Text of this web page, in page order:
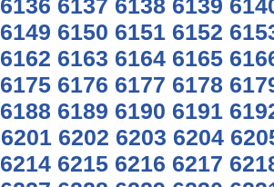
6136 6137 6138 6139
6149 6150 6151 6152
6162 6163 6164 6165
6175 6176 6177 6178
6188 6189 6190 6191
6201 6202 6203 6204
6214 6215 6216 6217